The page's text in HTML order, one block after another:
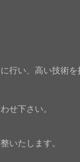
行い、高い技術
せ下さい。
いたします。